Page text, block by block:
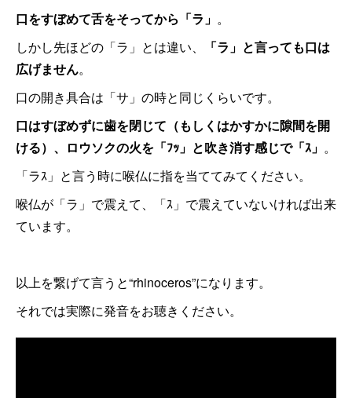
口をすぼめて舌をそってから「ラ」 。
しかし先ほどの「ラ」とは違い、
「ラ」と言っても口は
広げません。
口の開き具合は「サ」の時と同じくらいです。
口はすぼめずに歯を閉じて（もしくはかすかに隙間を開
ける）、ロウソクの火を「ﾌｯ」と吹き消す感じで「ｽ」 。
「ラｽ」と言う時に喉仏に指を当ててみてください。
喉仏が「ラ」で震えて、「ｽ」で震えていないければ出来
ています。
以上を繋げて言うと“rhinoceros”になります。
それでは実際に発音をお聴きください。